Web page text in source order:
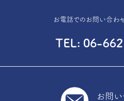
お電話でのお問い合わせ
TEL 06-
お問